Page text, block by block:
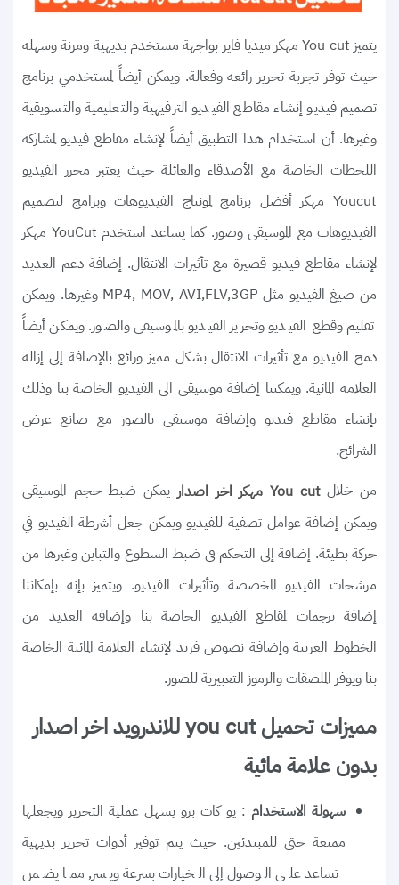
يتميز You cut مهكر ميديا فاير
بواجهة مستخدم بديهية ومرنة وسهله
حيث توفر تجربة تحرير رائعه وفعالة. ويمكن أيضاً لمستخدمي برنامج
تصميم فيديو إنشاء مقاطع الفيديو الترفيهية والتعليمية والتسويقية
وغيرها. أن استخدام هذا التطبيق أيضاً لإنشاء مقاطع فيديو لمشاركة
اللحظات الخاصة مع الأصدقاء والعائلة حيث يعتبر محرر الفيديو
Youcut مهكر أفضل برنامج لمونتاج الفيديوهات وبرامج لتصميم
الفيديوهات مع الموسيقى وصور. كما يساعد استخدم YouCut مهكر
لإنشاء مقاطع فيديو قصيرة مع تأثيرات الانتقال. إضافة دعم العديد
من صيغ الفيديو مثل MP4, MOV, AVI,FLV,3GP وغيرها. ويمكن
تقليم وقطع الفيديو وتحرير الفيديو بالموسيقى والصور. ويمكن أيضاً
دمج الفيديو مع تأثيرات الانتقال بشكل مميز ورائع بالإضافة إلى إزاله
العلامه المائية. ويمكننا إضافة موسيقى الى الفيديو الخاصة بنا وذلك
بإنشاء مقاطع فيديو وإضافة موسيقى بالصور مع صانع عرض
الشرائح.
من خلالYou cut مهكر اخر اصدار
يمكن ضبط حجم الموسيقى
ويمكن إضافة عوامل تصفية للفيديو ويمكن جعل أشرطة الفيديو في
حركة بطيئة. إضافة إلى التحكم في ضبط السطوع والتباين وغيرها من
مرشحات الفيديو المخصصة وتأثيرات الفيديو. ويتميز بإنه بإمكاننا
إضافة ترجمات لمقاطع الفيديو الخاصة بنا وإضافه العديد من
الخطوط العربية وإضافة نصوص فريد لإنشاء العلامة المائية الخاصة
بنا ويوفر الملصقات والرموز التعبيرية للصور.
مميزات تحميل you cut للاندرويد اخر اصدار
بدون علامة مائية
سهولة الاستخدام : يو كات برو يسهل عملية التحرير ويجعلها
ممتعة حتى للمبتدئين. حيث يتم توفير أدوات تحرير بديهية
تساعد على الوصول إلى الخيارات بسرعة ويسر, مما يضمن